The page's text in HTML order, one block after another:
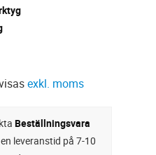
exkl. moms
Beställningsvara
leveranstid på 7-10